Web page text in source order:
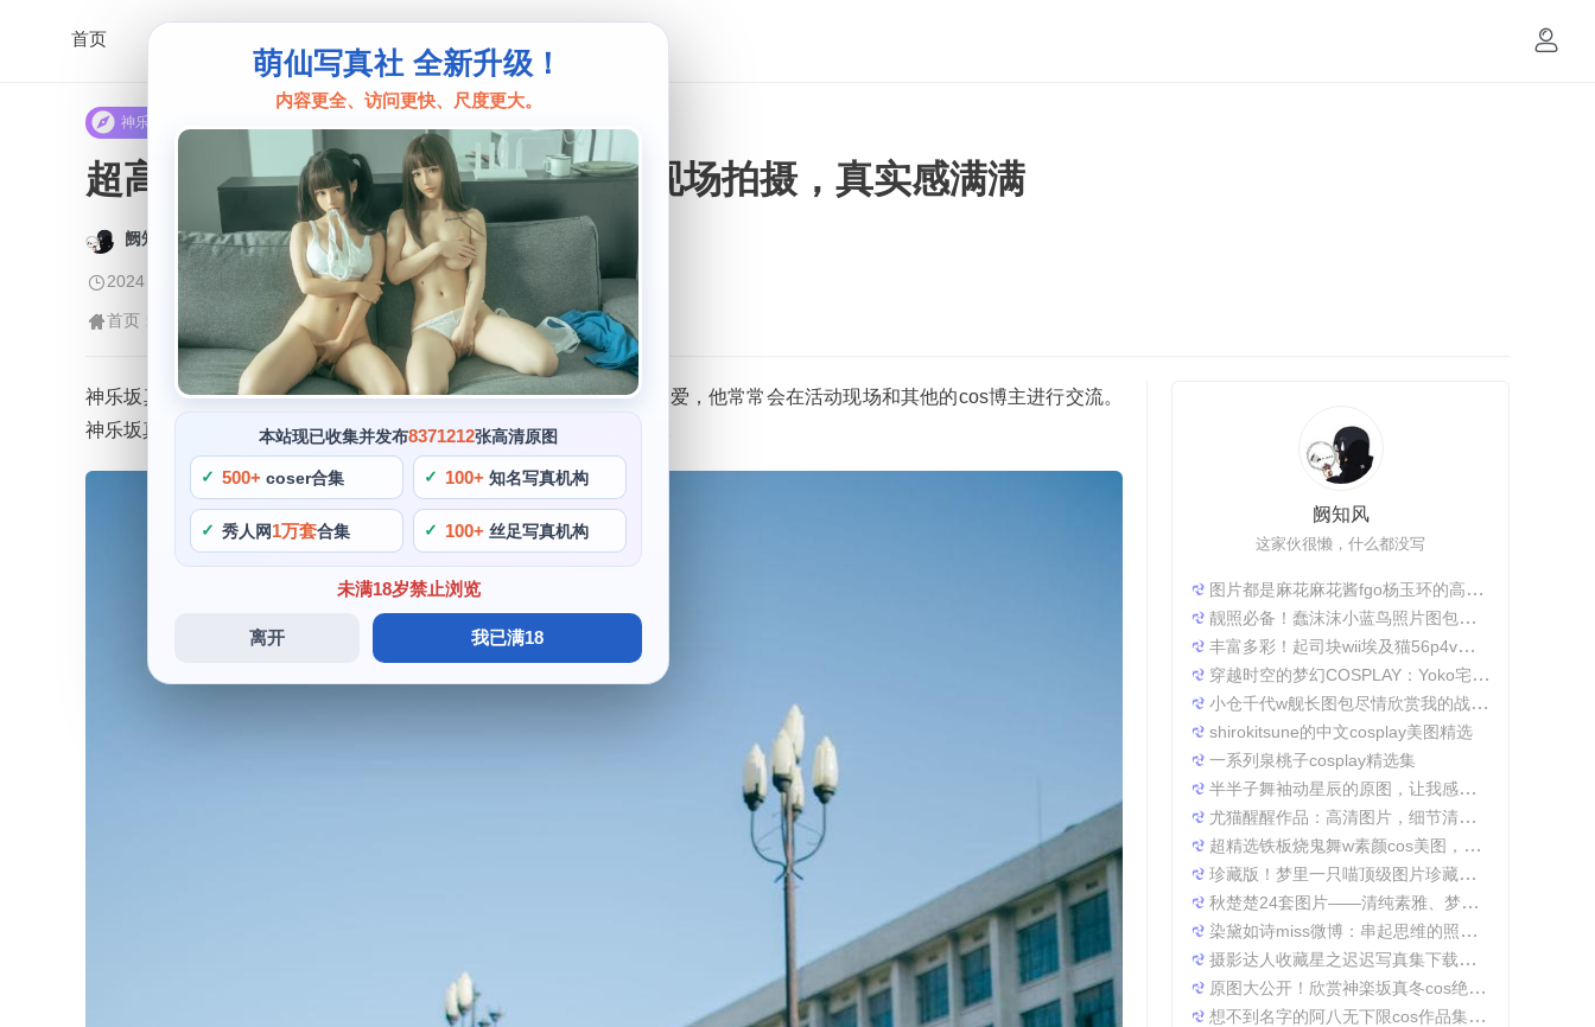
首页
萌仙写真社 全新升级！
内容更全、访问更快、尺度更大。
本站现已收集并发布8371212张高清原图
500+ coser合集 100+ 知名写真机构
秀人网1万套合集 100+ 丝足写真机构
未满18岁禁止浏览
离开 我已满18
神乐坂真东
超高清神乐坂真东cos图片，网站现场拍摄，真实感满满
阙知风
2024 年 5 月 19 日 08:46:58
349
首页 > 神乐坂真东 正文
神乐坂真东是一位出色的cosplay博主，真实感强著称。他的执着与热爱，他常常会在活动现场和其他的cos博主进行交流。
神乐坂真东的cosplay作品一向以画质高，他对于服装，动作非常到位。
阙知风
这家伙很懒，什么都没写
图片都是麻花麻花酱fgo杨玉环的高清照片，太好看了
靓照必备！蠢沫沫小蓝鸟照片图包合集
丰富多彩！起司块wii埃及猫56p4v照片精选大集合
穿越时空的梦幻COSPLAY：Yoko宅夏电子档图包
小仓千代w舰长图包尽情欣赏我的战场作品集
shirokitsune的中文cosplay美图精选
一系列泉桃子cosplay精选集
半半子舞袖动星辰的原图，让我感受到了摄影的魅力
尤猫醒醒作品：高清图片，细节清晰展现真实美。
超精选铁板烧鬼舞w素颜cos美图，一定不会让你失望
珍藏版！梦里一只喵顶级图片珍藏套装。
秋楚楚24套图片——清纯素雅、梦幻唯美，成就一张张经典美图。
染黛如诗miss微博：串起思维的照片收集
摄影达人收藏星之迟迟写真集下载，原图分享带来无限想象空间。
原图大公开！欣赏神楽坂真冬cos绝対服従的高清细节
想不到名字的阿八无下限cos作品集锦，带你领略不一般的角色扮演魅力